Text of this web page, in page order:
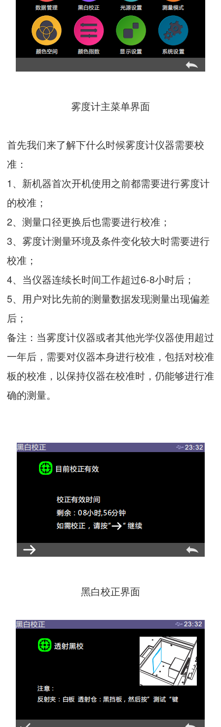
雾度计主菜单界面
首先我们来了解下什么时候雾度计仪器需要校
准：
1、新机器首次开机使用之前都需要进行雾度计
的校准；
2、测量口径更换后也需要进行校准；
3、雾度计测量环境及条件变化较大时需要进行
校准；
4、当仪器连续长时间工作超过6-8小时后；
5、用户对比先前的测量数据发现测量出现偏差
后；
备注：当雾度计仪器或者其他光学仪器使用超过
一年后，需要对仪器本身进行校准，包括对校准
板的校准，以保持仪器在校准时，仍能够进行准
确的测量。
黑白校正界面